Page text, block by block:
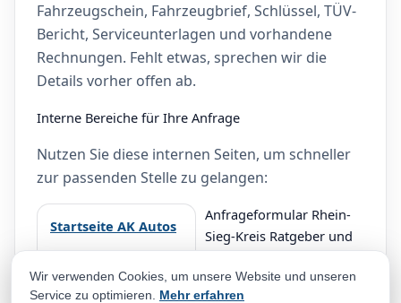
Fahrzeugschein, Fahrzeugbrief, Schlüssel, TÜV-
Bericht, Serviceunterlagen und vorhandene
Rechnungen. Fehlt etwas, sprechen wir die
Details vorher offen ab.
Interne Bereiche für Ihre Anfrage
Nutzen Sie diese internen Seiten, um schneller
zur passenden Stelle zu gelangen:
Startseite AK Autos
Anfrageformular Rhein-
Sieg-Kreis Ratgeber und
Exportfahrzeuge Kontakt
Wir verwenden Cookies, um unsere Website und unseren
Service zu optimieren. Mehr erfahren